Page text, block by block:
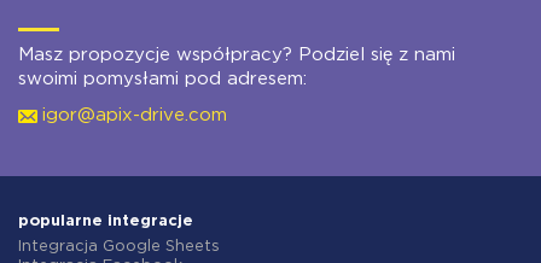
Masz propozycje współpracy? Podziel się z nami
swoimi pomysłami pod adresem:
igor@apix-drive.com
popularne integracje
Integracja Google Sheets